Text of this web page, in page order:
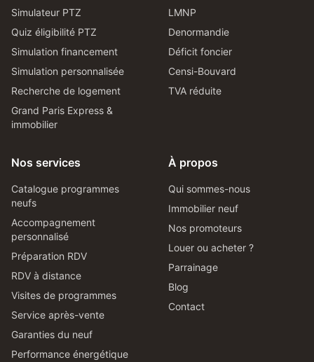
Simulateur PTZ
Quiz éligibilité PTZ
Simulation financement
Simulation personnalisée
Recherche de logement
Grand Paris Express &
immobilier
LMNP
Denormandie
Déficit foncier
Censi-Bouvard
TVA réduite
Nos services
Catalogue programmes
neufs
Accompagnement
personnalisé
Préparation RDV
RDV à distance
Visites de programmes
Service après-vente
Garanties du neuf
Performance énergétique
À propos
Qui sommes-nous
Immobilier neuf
Nos promoteurs
Louer ou acheter ?
Parrainage
Blog
Contact